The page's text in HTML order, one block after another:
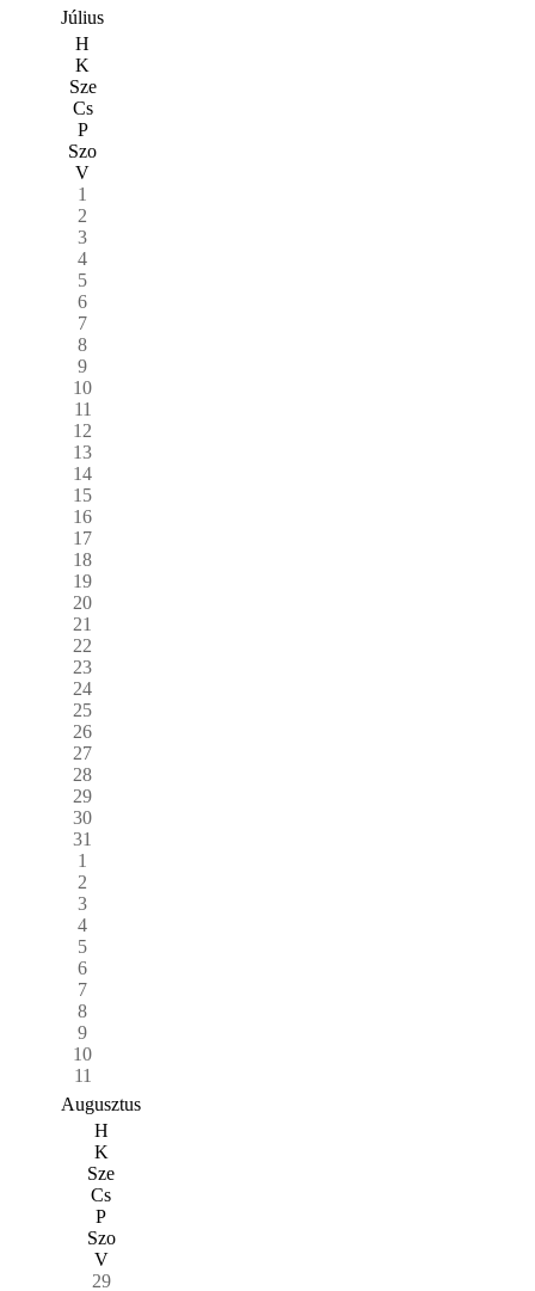
Július
H
K
Sze
Cs
P
Szo
V
1
2
3
4
5
6
7
8
9
10
11
12
13
14
15
16
17
18
19
20
21
22
23
24
25
26
27
28
29
30
31
1
2
3
4
5
6
7
8
9
10
11
Augusztus
H
K
Sze
Cs
P
Szo
V
29